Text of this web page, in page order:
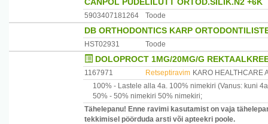
5903407181264 Toode
DB ORTHODONTICS KARP
HST02931 Toode
DOLOPROCT 1MG/20MG/G
1167971 Retseptiravim KARO HEALTHCARE
100% - Lastele alla 4a. 100% nimekiri (Vanus: kuni
50% - 50% nimekiri 50% nimekiri;
Tähelepanu! Enne ravimi kasutamist on vaja
tekkimisel pöörduda arsti või apteekri poole.